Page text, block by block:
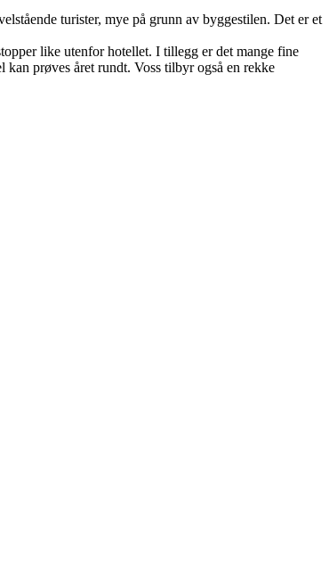
turister, mye på grunn av byggestilen. Det er et
like utenfor hotellet. I tillegg er det mange fine
prøves året rundt. Voss tilbyr også en rekke